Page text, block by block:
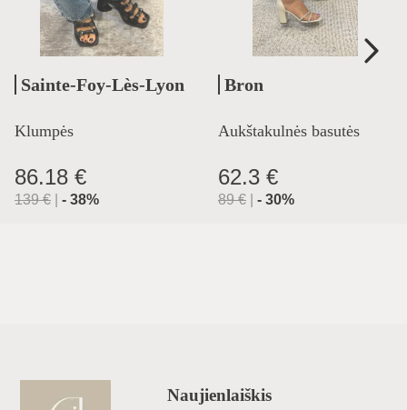
Sainte-Foy-Lès-Lyon
Klumpės
86.18 €
139€ - 38%
Bron
Aukštakulnės basutės
62.3 €
89€ - 30%
Naujienlaiškis